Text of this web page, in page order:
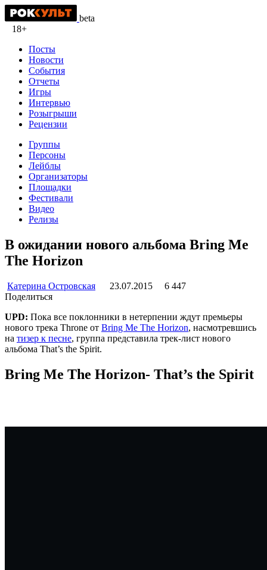
beta
18+
Посты
Новости
События
Отчеты
Игры
Интервью
Розыгрыши
Рецензии
Группы
Персоны
Лейблы
Организаторы
Площадки
Фестивали
Видео
Релизы
В ожидании нового альбома Bring Me
The Horizon
Катерина Островская 23.07.2015
6 447
Поделиться
UPD: Пока все поклонники в нетерпении ждут премьеры
нового трека Throne от Bring Me The Horizon, насмотревшись
на тизер к песне, группа представила трек-лист нового
альбома That’s the Spirit.
Bring Me The Horizon- That’s the Spirit